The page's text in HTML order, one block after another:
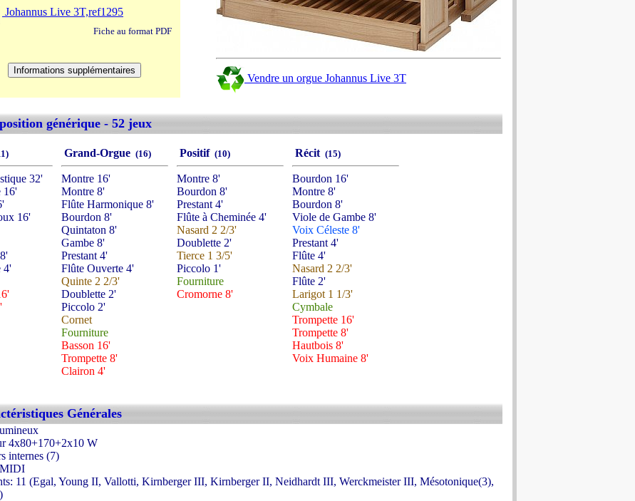
Johannus Live 3T,ref1295
Fiche au format PDF
Vendre un orgue Johannus Live 3T
générique - 52 jeux
Grand-Orgue (16) Positif (10) Récit (15)
32'
16'
16'
4'
Montre 16'
Montre 8'
Flûte Harmonique 8'
Bourdon 8'
Quintaton 8'
Gambe 8'
Prestant 4'
Flûte Ouverte 4'
Quinte 2 2/3'
Doublette 2'
Piccolo 2'
Cornet
Fourniture
Basson 16'
Trompette 8'
Clairon 4'
Montre 8'
Bourdon 8'
Prestant 4'
Flûte à Cheminée 4'
Nasard 2 2/3'
Doublette 2'
Tierce 1 3/5'
Piccolo 1'
Fourniture
Cromorne 8'
Bourdon 16'
Montre 8'
Bourdon 8'
Viole de Gambe 8'
Voix Céleste 8'
Prestant 4'
Flûte 4'
Nasard 2 2/3'
Flûte 2'
Larigot 1 1/3'
Cymbale
Trompette 16'
Trompette 8'
Hautbois 8'
Voix Humaine 8'
Générales
4x80+170+2x10 W
internes (7)
MIDI
11 (Egal, Young II, Vallotti, Kirnberger III, Kirnberger II, Neidhardt III, Werckmeister III, Mésotonique(3),